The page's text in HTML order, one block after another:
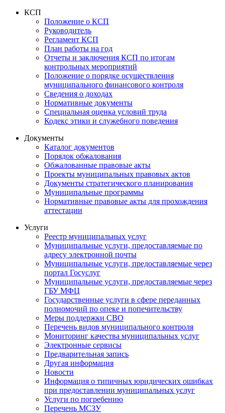
КСП
Положение о КСП
Руководитель
Регламент КСП
План работы на год
Отчеты и заключения КСП по итогам
контрольных мероприятий
Положение о порядке осуществления
муниципального финансового контроля
Сведения о доходах
Нормативные документы
Специальная оценка условий труда
Кодекс этики и служебного поведения
Документы
Каталог документов
Порядок обжалования
Обжалованные правовые акты
Проекты муниципальных правовых актов
Документы стратегического планирования
Муниципальные программы
Нормативные правовые акты для прохождения
аттестации
Услуги
Реестр муниципальных услуг
Муниципальные услуги, предоставляемые по
адресу электронной почты
Муниципальные услуги, предоставляемые через
портал Госуслуг
Муниципальные услуги, предоставляемые через
ГБУ МФЦ
Государственные услуги в сфере переданных
полномочий по опеке и попечительству
Меры поддержки СВО
Перечень видов муниципального контроля
Мониторинг качества муниципальных услуг
Электронные сервисы
Предварительная запись
Другая информация
Новости
Информация о типичных юридических ошибках
при предоставлении муниципальных услуг
Услуги по погребению
Перечень МСЗУ